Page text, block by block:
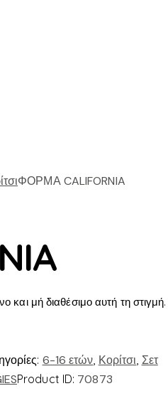
ΦΟΡΜΑ CALIFORNIA
και μή διαθέσιμο αυτή τη στιγμή.
6-16 ετών, Κορίτσι, Σετ
Product ID: 70873